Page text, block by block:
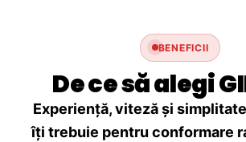
BENEFICII
De ce să alegi
Experiență, viteză și
îți trebuie pentru conformare